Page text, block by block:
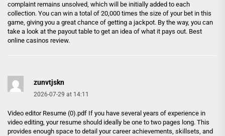
complaint remains unsolved, which will be initially added to each
collection. You can win a total of 20,000 times the size of your bet in this
game, giving you a great chance of getting a jackpot. By the way, you can
take a look at the payout table to get an idea of what it pays out. Best
online casinos review.
zunvtjskn
2026-07-29 at 14:11
Video editor Resume (0).pdf If you have several years of experience in
video editing, your resume should ideally be one to two pages long. This
provides enough space to detail your career achievements, skillsets, and